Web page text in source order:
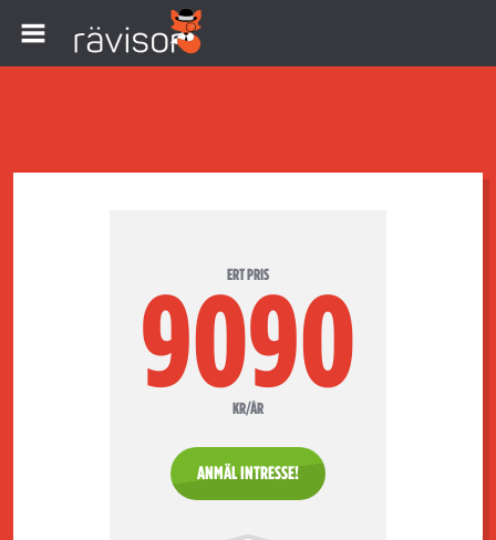
ERT PRIS
9090
KR/ÅR
ANMÄL INTRESSE!